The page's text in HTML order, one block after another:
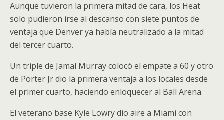
Aunque tuvieron la primera mitad de cara, los Heat
solo pudieron irse al descanso con siete puntos de
ventaja que Denver ya había neutralizado a la mitad
del tercer cuarto.
Un triple de Jamal Murray colocó el empate a 60 y otro
de Porter Jr dio la primera ventaja a los locales desde
el primer cuarto, haciendo enloquecer al Ball Arena.
El veterano base Kyle Lowry dio aire a Miami con